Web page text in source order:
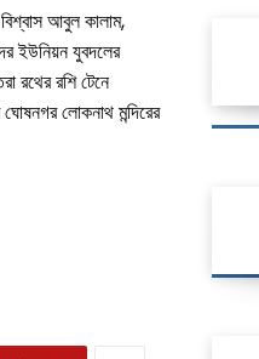
আবুল কালাম,
ইউনিয়ন যুবদলের
রথের রশি টেনে
লোকনাথ মন্দিরের